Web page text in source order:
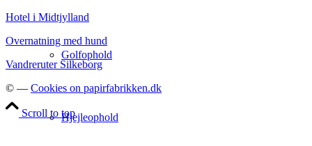
Golfophold
Hjejleophold
Hotel i Midtjylland
Overnatning med hund
Vandreruter Silkeborg
© — Cookies on papirfabrikken.dk
Scroll to top